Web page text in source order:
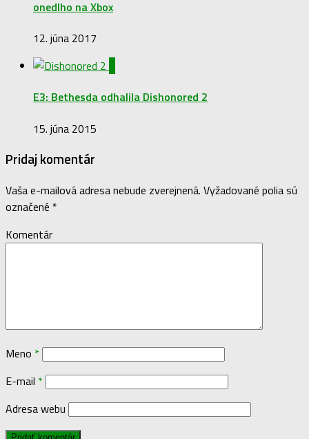
onedlho na Xbox
12. júna 2017
E3: Bethesda odhalila Dishonored 2
15. júna 2015
Pridaj komentár
Vaša e-mailová adresa nebude zverejnená. Vyžadované polia sú
označené *
Komentár
Meno *
E-mail *
Adresa webu